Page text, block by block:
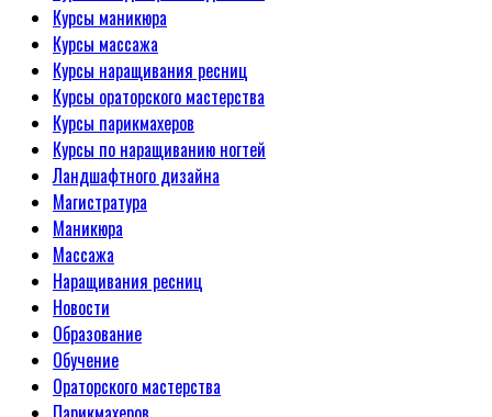
Курсы маникюра
Курсы массажа
Курсы наращивания ресниц
Курсы ораторского мастерства
Курсы парикмахеров
Курсы по наращиванию ногтей
Ландшафтного дизайна
Магистратура
Маникюра
Массажа
Наращивания ресниц
Новости
Образование
Обучение
Ораторского мастерства